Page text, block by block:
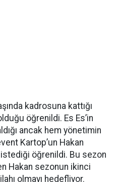
kadrosuna kattığı
öğrenildi. Es Es’in
ancak hem yönetimin
Kartop’un Hakan
öğrenildi. Bu sezon
Hakan sezonun ikinci
olmayı hedefliyor.